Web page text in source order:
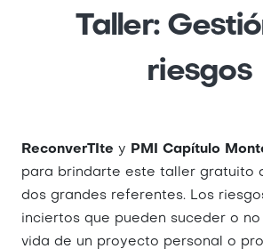
Taller:
riesgos
ReconverTIte y PMI Capítulo
para brindarte este taller gratuito
dos grandes referentes. Los
inciertos que pueden suceder o
vida de un proyecto personal o